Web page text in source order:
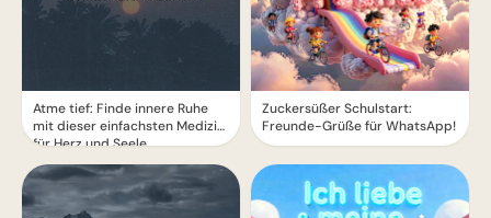
Atme tief: Finde innere Ruhe
mit dieser einfachsten Medizin
für Herz und Seele
Zuckersüßer Schulstart:
Freunde-Grüße für WhatsApp!